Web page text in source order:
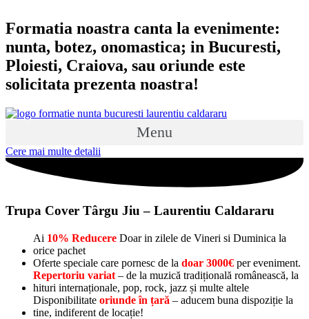
la
conținut
Formatia noastra canta la evenimente:
nunta, botez, onomastica; in Bucuresti,
Ploiesti, Craiova, sau oriunde este
solicitata prezenta noastra!
Menu
Cere mai multe detalii
Trupa Cover Târgu Jiu – Laurentiu Caldararu
Ai 10% Reducere Doar in zilele de Vineri si Duminica la
orice pachet
Oferte speciale care pornesc de la doar 3000€ per eveniment.
Repertoriu variat – de la muzică tradițională românească, la
hituri internaționale, pop, rock, jazz și multe altele
Disponibilitate oriunde în țară – aducem buna dispoziție la
tine, indiferent de locație!